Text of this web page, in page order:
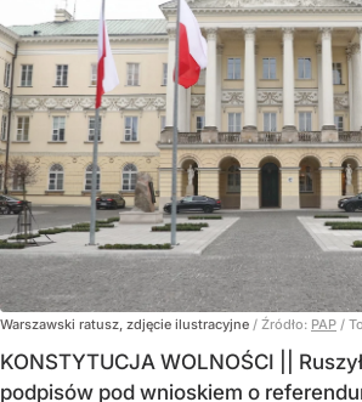
Warszawski ratusz, zdjęcie ilustracyjne / Źródło: PAP /
KONSTYTUCJA WOLNOŚCI ||
podpisów pod wnioskiem o